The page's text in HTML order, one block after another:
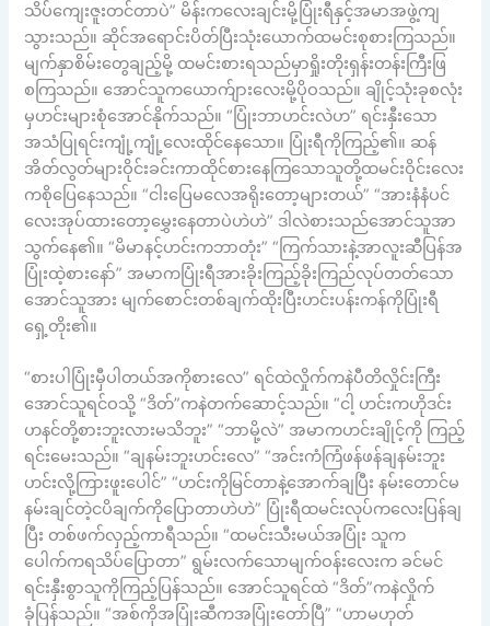
သိပ်ကျေးဇူးတင်တာပဲ” မိန်းကလေးချင်းမို့ပြုံးရီနှင့်အမာအဖွဲ့ကျ
သွားသည်။ ဆိုင်အရောင်းပိတ်ပြီးသုံးယောက်ထမင်းစုစားကြသည်။
မျက်နှာစိမ်းတွေချည့်မို့ ထမင်းစားရသည်မှာရှိုးတိုးရှန်းတန်းကြီးဖြ
စကြသည်။ အောင်သူကယောက်ျားလေးမို့ပိုဝသည်။ ချိုင့်သုံးခုစလုံး
မှဟင်းများစုံအောင်နိုက်သည်။ “ပြုံးဘာဟင်းလဲဟ” ရင်းနှီးသော
အသံပြုရင်းကျုံ့ကျုံ့လေးထိုင်နေသော။ ပြုံးရီကိုကြည့်၏။ ဆန်
အိတ်လွတ်များဝိုင်းခင်းကာထိုင်စားနေကြသောသူတို့ထမင်းဝိုင်းလေး
ကစိုပြေနေသည်။ “ငါးပြေမလေအရိုးတော့များတယ်” “အားနံနံပင်
လေးအုပ်ထားတော့မွှေးနေတာပဲဟဲဟဲ” ဒါလဲစားသည်အောင်သူအာ
သွက်နေ၏။ “မိမာနင့်ဟင်းကဘာတုံး” “ကြက်သားနဲ့အာလူးဆီပြန်အ
ပြုံးထဲ့စားနော်” အမာကပြုံးရီအားခိုးကြည့်ခိုးကြည်လုပ်တတ်သော
အောင်သူအား မျက်စောင်းတစ်ချက်ထိုးပြီးဟင်းပန်းကန်ကိုပြုံးရီ
ရှေ့တိုး၏။
“စားပါပြုံးမှီပါတယ်အကိုစားလေ” ရင်ထဲလှိုက်ကနဲပီတိလှိုင်းကြီး
အောင်သူရင်ဝသို့ “ဒိတ်”ကနဲတက်ဆောင့်သည်။ “ငါ့ ဟင်းကဟိုဒင်း
ဟနင်တို့စားဘူးလားမသိဘူး” “ဘာမို့လဲ” အမာကဟင်းချိုင့်ကို ကြည့်
ရင်းမေးသည်။ “ချနမ်းဘူးဟင်းလေ” “အင်းကံကြံဖန်ဖန်ချနမ်းဘူး
ဟင်းလို့ကြားဖူးပေါင်” “ဟင်းကိုမြင်တာနဲ့အောက်ချပြီး နမ်းတောင်မ
နမ်းချင်တဲ့ငပိချက်ကိုပြောတာဟဲဟဲ” ပြုံးရီထမင်းလုပ်ကလေးပြန်ချ
ပြီး တစ်ဖက်လှည့်ကာရီသည်။ “ထမင်းသီးမယ်အပြုံး သူက
ပေါက်ကရသိပ်ပြောတာ” ရွမ်းလက်သောမျက်ဝန်းလေးက ခင်မင်
ရင်းနှီးစွာသူကိုကြည့်ပြန်သည်။ အောင်သူရင်ထဲ “ဒိတ်”ကနဲလှိုက်
ခုံပြန်သည်။ “အစ်ကိုအပြုံးဆီကအပြုံးတော်ပြီ” “ဟာမဟုတ်